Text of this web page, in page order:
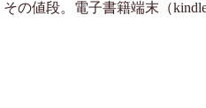
の値段。電子書籍端末（kindle